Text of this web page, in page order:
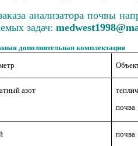
анализатора почвы
задач:
дополнительная комплектация
азот
почва
почва